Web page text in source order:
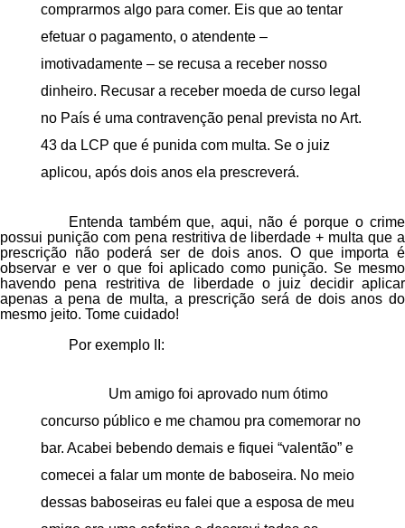
comprarmos algo para comer. Eis que ao tentar
efetuar o pagamento, o atendente –
imotivadamente – se recusa a receber nosso
dinheiro. Recusar a receber moeda de curso legal
no País é uma contravenção penal prevista no Art.
43 da LCP que é punida com multa. Se o juiz
aplicou, após dois anos ela prescreverá.
Entenda também que, aqui, não é porque o crime
possui punição com pena restritiva de liberdade + multa que a
prescrição não poderá ser de dois anos. O que importa é
observar e ver o que foi aplicado como punição. Se mesmo
havendo pena restritiva de liberdade o juiz decidir aplicar
apenas a pena de multa, a prescrição será de dois anos do
mesmo jeito. Tome cuidado!
Por exemplo II:
Um amigo foi aprovado num ótimo
concurso público e me chamou pra comemorar no
bar. Acabei bebendo demais e fiquei “valentão” e
comecei a falar um monte de baboseira. No meio
dessas baboseiras eu falei que a esposa de meu